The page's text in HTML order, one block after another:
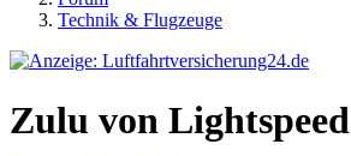
Technik & Flugzeuge
Zulu von Lightspeed